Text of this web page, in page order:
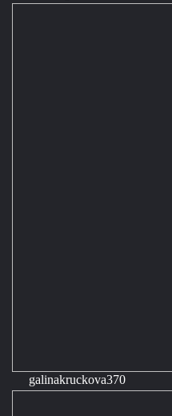
galinakruckova370